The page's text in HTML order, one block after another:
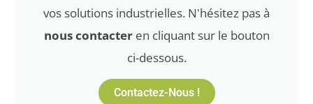
vos solutions industrielles. N'hésitez pas à
nous contacteren cliquant sur le bouton
ci-dessous.
Contactez-Nous !